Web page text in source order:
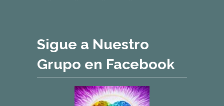
Sigue a Nuestro
Grupo en Facebook